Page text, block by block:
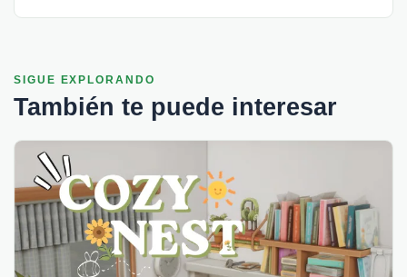
SIGUE EXPLORANDO
También te puede interesar